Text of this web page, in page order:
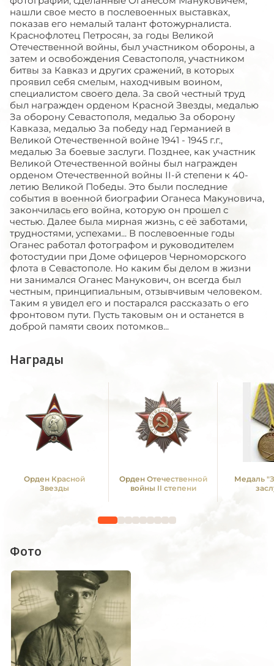
нашли свое место в послевоенных выставках,
показав его немалый талант фотожурналиста.
Краснофлотец Петросян, за годы Великой
Отечественной войны, был участником обороны, а
затем и освобождения Севастополя, участником
битвы за Кавказ и других сражений, в которых
проявил себя смелым, находчивым воином,
специалистом своего дела. За свой честный труд
был награжден орденом Красной Звезды, медалью
За оборону Севастополя, медалью За оборону
Кавказа, медалью За победу над Германией в
Великой Отечественной войне 1941 - 1945 г.г.,
медалью За боевые заслуги. Позднее, как участник
Великой Отечественной войны был награжден
орденом Отечественной войны II-й степени к 40-
летию Великой Победы. Это были последние
события в военной биографии Оганеса Макуновича,
закончилась его война, которую он прошел с
честью. Далее была мирная жизнь, с её заботами,
трудностями, успехами... В послевоенные годы
Оганес работал фотографом и руководителем
фотостудии при Доме офицеров Черноморского
флота в Севастополе. Но каким бы делом в жизни
ни занимался Оганес Манукович, он всегда был
честным, принципиальным, отзывчивым человеком.
Таким я увидел его и постарался рассказать о его
фронтовом пути. Пусть таковым он и останется в
доброй памяти своих потомков...
Награды
Орден Красной
Звезды
Орден Отечественной
войны II степени
Медаль
Фото